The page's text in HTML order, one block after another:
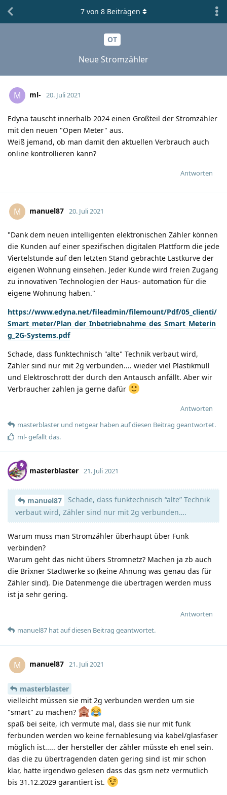
OT
Neue Stromzähler
7von 8Beiträgen
M ml- 20. Juli 2021
Edyna tauscht innerhalb 2024 einen Großteil der Stromzähler
mit den neuen "Open Meter" aus.
Weiß jemand, ob man damit den aktuellen Verbrauch auch
online kontrollieren kann?
Antworten
M manuel87 20. Juli 2021
"Dank dem neuen intelligenten elektronischen Zähler können
die Kunden auf einer spezifischen digitalen Plattform die jede
Viertelstunde auf den letzten Stand gebrachte Lastkurve der
eigenen Wohnung einsehen. Jeder Kunde wird freien Zugang
zu innovativen Technologien der Haus- automation für die
eigene Wohnung haben."
https://www.edyna.net/fileadmin/filemount/Pdf/05_clienti/
Smart_meter/Plan_der_Inbetriebnahme_des_Smart_Meterin
g_2G-Systems.pdf
Schade, dass funktechnisch "alte" Technik verbaut wird,
Zähler sind nur mit 2g verbunden.... wieder viel Plastikmüll
und Elektroschrott der durch den Antausch anfällt. Aber wir
Verbraucher zahlen ja gerne dafür
Antworten
masterblaster und netgear haben auf diesen Beitrag geantwortet.
ml-gefällt das.
masterblaster 21. Juli 2021
manuel87
Schade, dass funktechnisch “alte” Technik
verbaut wird, Zähler sind nur mit 2g verbunden….
Warum muss man Stromzähler überhaupt über Funk
verbinden?
Warum geht das nicht übers Stromnetz? Machen ja zb auch
die Brixner Stadtwerke so (keine Ahnung was genau das für
Zähler sind). Die Datenmenge die übertragen werden muss
ist ja sehr gering.
Antworten
manuel87 hatauf diesen Beitrag geantwortet.
M manuel87 21. Juli 2021
masterblaster
vielleicht müssen sie mit 2g verbunden werden um sie
"smart" zu machen?
spaß bei seite, ich vermute mal, dass sie nur mit funk
ferbunden werden wo keine fernablesung via kabel/glasfaser
möglich ist..... der hersteller der zähler müsste eh enel sein.
das die zu übertragenden daten gering sind ist mir schon
klar, hatte irgendwo gelesen dass das gsm netz vermutlich
bis 31.12.2029 garantiert ist.